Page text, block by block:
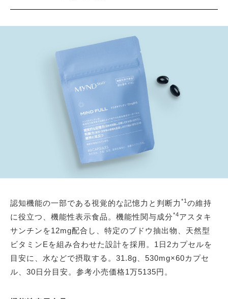
認知機能の一部である視覚的な記憶力と判断力 *1 の維持
に役立つ、機能性表示食品。機能性関与成分*4アスタキ
サンチンを12mg配合し、特定のブドウ抽出物、天然型
ビタミンEを組み合わせた設計を採用。1日2カプセルを
目安に、水などで摂取する。31.8g、530mg×60カプセ
ル、30日分目安。参考小売価格1万5135円。